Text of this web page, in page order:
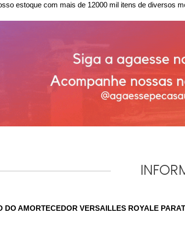
estoque com mais de 12000 mil itens de diversos
DO AMORTECEDOR VERSAILLES ROYALE